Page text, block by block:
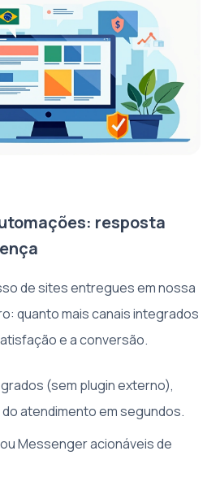
resposta
de sites entregues em nossa
quanto mais canais integrados
e a conversão.
(sem plugin externo),
atendimento em segundos.
Messenger acionáveis de